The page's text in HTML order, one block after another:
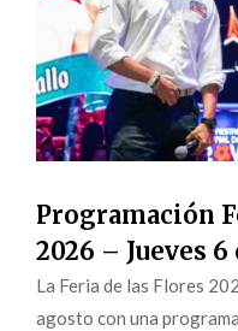
Programación
2026 – Jueves
La Feria de las Flores
agosto con una